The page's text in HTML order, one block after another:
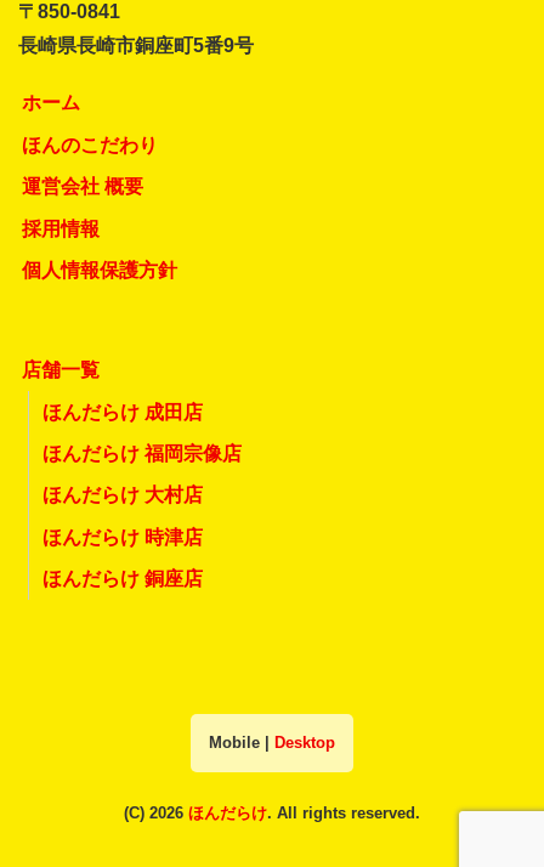
〒850-0841
長崎県長崎市銅座町5番9号
ホーム
ほんのこだわり
運営会社 概要
採用情報
個人情報保護方針
店舗一覧
ほんだらけ 成田店
ほんだらけ 福岡宗像店
ほんだらけ 大村店
ほんだらけ 時津店
ほんだらけ 銅座店
Mobile Desktop
(C) 2026 ほんだらけ. All rights reserved.